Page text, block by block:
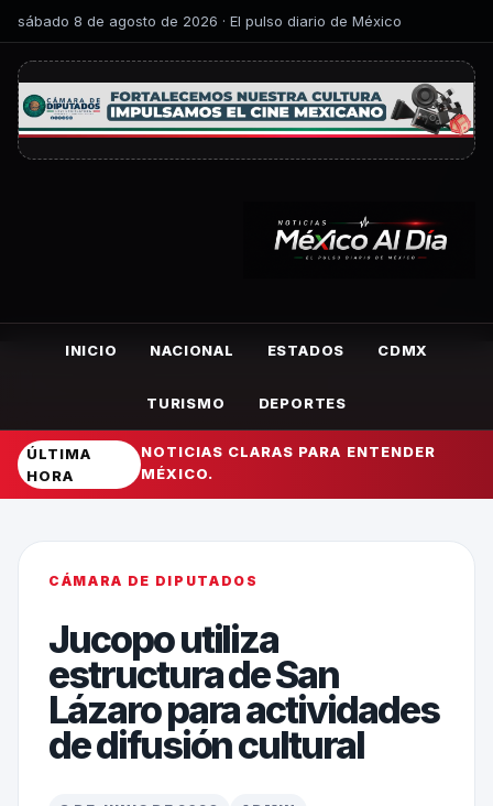
sábado 8 de agosto de 2026 · El pulso diario de México
INICIO NACIONAL ESTADOS CDMX
TURISMO DEPORTES
ÚLTIMA
HORA
NOTICIAS CLARAS PARA ENTENDER
MÉXICO.
CÁMARA DE DIPUTADOS
Jucopo utiliza
estructura de San
Lázaro para actividades
de difusión cultural